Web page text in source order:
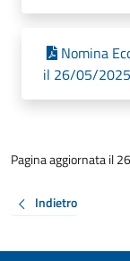
Nomina
il 26/05/
Pagina aggiornata il
Indietro